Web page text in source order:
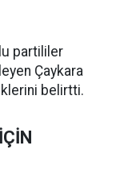
partililer
Çaykara
belirtti.